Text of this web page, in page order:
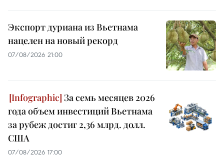
Экспорт дуриана из Вьетнама
нацелен на новый рекорд
07/08/2026 21:00
За семь месяцев 2026
года объем инвестиций Вьетнама
за рубеж достиг 2,36 млрд. долл.
США
07/08/2026 17:00